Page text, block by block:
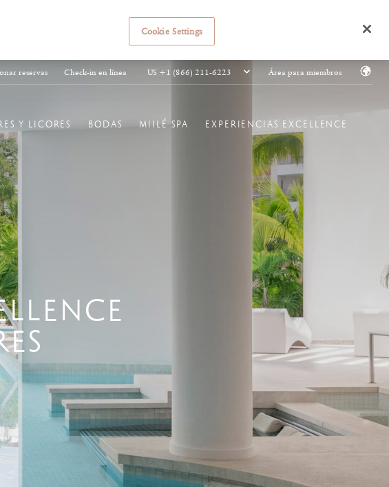
reservas Check-in en línea US +1 (866) 211-6223 Área para miembros
Y LICORES BODAS MIILÉ SPA EXPERIENCIAS EXCELLENCE
Cookie Settings